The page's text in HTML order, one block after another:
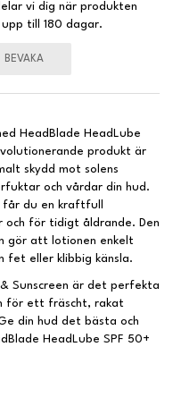
vi dig när produkten
till 180 dagar.
BEVAKA
HeadBlade HeadLube
produkt är
skydd mot solens
och vårdar din hud.
får du en kraftfull
och för tidigt åldrande. Den
gör att lotionen enkelt
fet eller klibbig känsla.
Sunscreen är det perfekta
för ett fräscht, rakat
din hud det bästa och
HeadLube SPF 50+